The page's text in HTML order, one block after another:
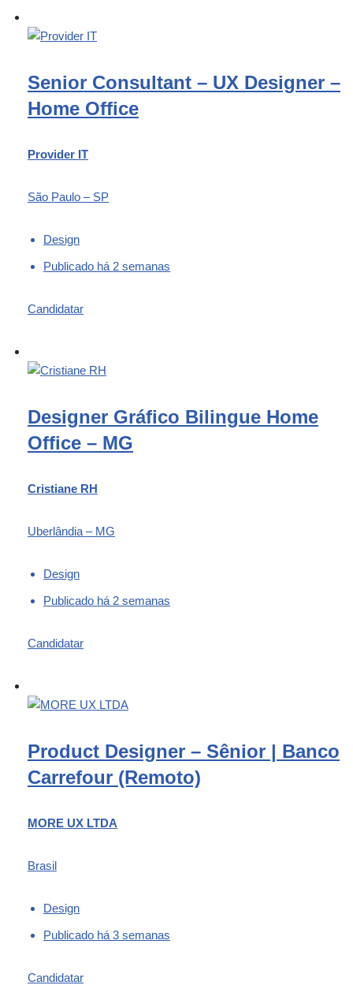
Senior Consultant – UX Designer –
Home Office
Provider IT
São Paulo – SP
Design
Publicado há 2 semanas
Candidatar
Designer Gráfico Bilingue Home
Office – MG
Cristiane RH
Uberlândia – MG
Design
Publicado há 2 semanas
Candidatar
Product Designer – Sênior | Banco
Carrefour (Remoto)
MORE UX LTDA
Brasil
Design
Publicado há 3 semanas
Candidatar